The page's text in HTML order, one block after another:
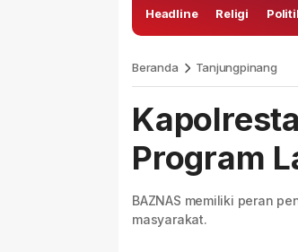
Headline Religi
Beranda Tanjungpinang
Program
BAZNAS memiliki peran
masyarakat.